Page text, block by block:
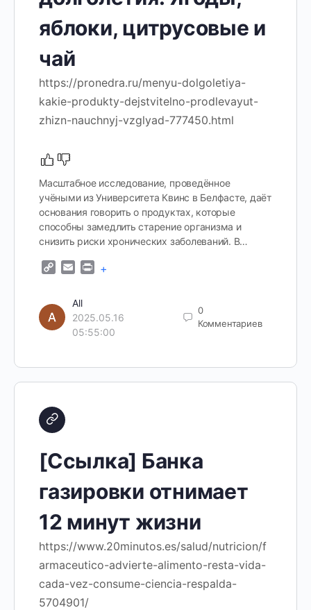
яблоки, цитрусовые и
чай
https://pronedra.ru/menyu-dolgoletiya-
kakie-produkty-dejstvitelno-prodlevayut-
zhizn-nauchnyj-vzglyad-777450.html
Масштабное исследование, проведённое
учёными из Университета Квинс в Белфасте, даёт
основания говорить о продуктах, которые
способны замедлить старение организма и
снизить риски хронических заболеваний. В…
CopyEmailPrint
+
All
2025.05.16
05:55:00
0
Комментариев
[Ссылка] Банка
газировки отнимает
12 минут жизни
https://www.20minutos.es/salud/nutricion/f
armaceutico-advierte-alimento-resta-vida-
cada-vez-consume-ciencia-respalda-
5704901/